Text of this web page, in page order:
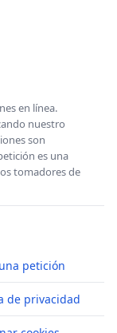
en línea.
nuestro
son
es una
tomadores de
petición
de privacidad